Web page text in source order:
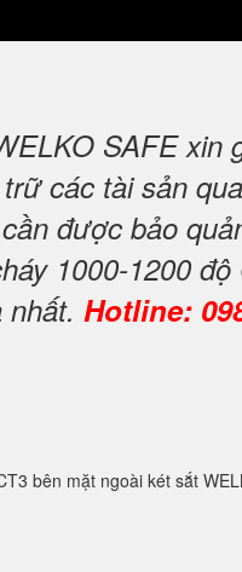
SAFE xin
các tài sản
được bảo
1000-1200
Hotline:
bên mặt ngoài két sắt